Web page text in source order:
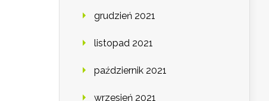
grudzień 2021
listopad 2021
październik 2021
wrzesień 2021